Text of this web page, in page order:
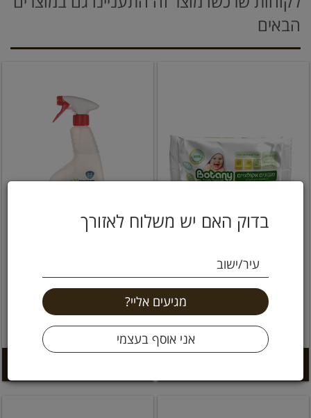
בדוק האם יש משלוח לאזורך
עיר/ישוב
הבאים
מתכלים 72 מגבונים
Botany
13.9 ₪
17.9 ₪